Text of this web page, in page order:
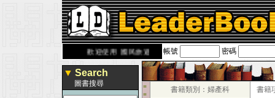
歡迎使用 國民旅遊卡！！ 帳號 密碼
▼ Search
圖書搜尋
■
■
書籍類別：婦產科 書籍